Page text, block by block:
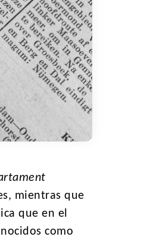
mientras que
que en el
como